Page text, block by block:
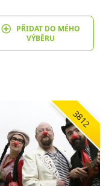
PŘIDAT DO MÉHO
VÝBĚRU
3812